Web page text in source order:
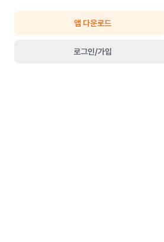
앱 다운로드
로그인/가입